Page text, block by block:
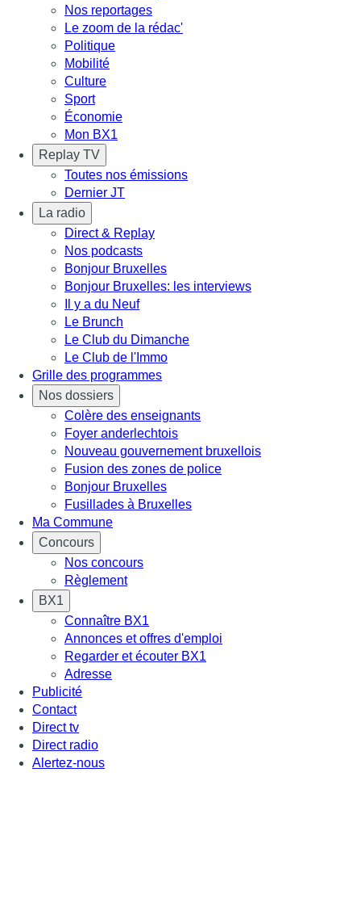
Nos reportages
Le zoom de la rédac'
Politique
Mobilité
Culture
Sport
Économie
Mon BX1
Replay TV
Toutes nos émissions
Dernier JT
La radio
Direct & Replay
Nos podcasts
Bonjour Bruxelles
Bonjour Bruxelles: les interviews
Il y a du Neuf
Le Brunch
Le Club du Dimanche
Le Club de l'Immo
Grille des programmes
Nos dossiers
Colère des enseignants
Foyer anderlechtois
Nouveau gouvernement bruxellois
Fusion des zones de police
Bonjour Bruxelles
Fusillades à Bruxelles
Ma Commune
Concours
Nos concours
Règlement
BX1
Connaître BX1
Annonces et offres d'emploi
Regarder et écouter BX1
Adresse
Publicité
Contact
Direct tv
Direct radio
Alertez-nous